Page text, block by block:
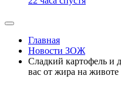
Главная
Новости ЗОЖ
Сладкий картофель и
вас от жира на животе